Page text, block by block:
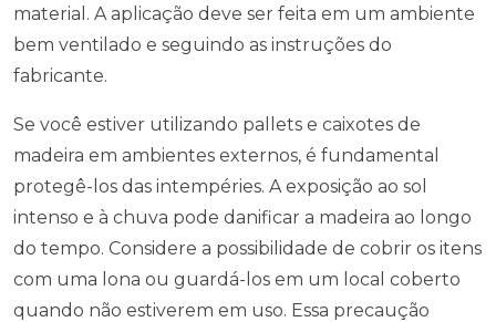
material. A aplicação deve ser feita em um ambiente
bem ventilado e seguindo as instruções do
fabricante.
Se você estiver utilizando pallets e caixotes de
madeira em ambientes externos, é fundamental
protegê-los das intempéries. A exposição ao sol
intenso e à chuva pode danificar a madeira ao longo
do tempo. Considere a possibilidade de cobrir os itens
com uma lona ou guardá-los em um local coberto
quando não estiverem em uso. Essa precaução